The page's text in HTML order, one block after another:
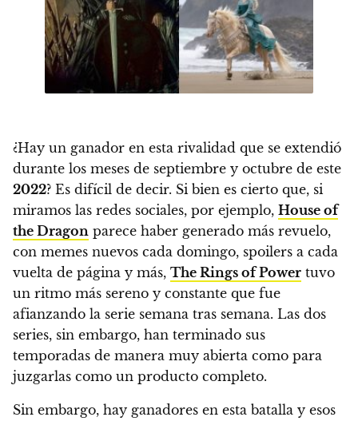
¿Hay un ganador en esta rivalidad que se extendió
durante los meses de septiembre y octubre de este
2022? Es difícil de decir. Si bien es cierto que, si
miramos las redes sociales, por ejemplo, House of
the Dragon parece haber generado más revuelo,
con memes nuevos cada domingo, spoilers a cada
vuelta de página y más, The Rings of Power tuvo
un ritmo más sereno y constante que fue
afianzando la serie semana tras semana. Las dos
series, sin embargo, han terminado sus
temporadas de manera muy abierta como para
juzgarlas como un producto completo.
Sin embargo, hay ganadores en esta batalla y esos